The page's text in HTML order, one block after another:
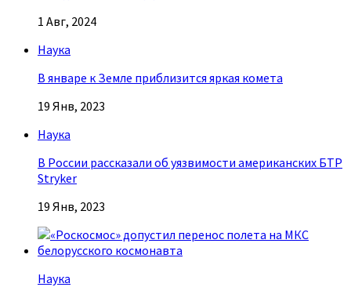
1 Авг, 2024
Наука
В январе к Земле приблизится яркая комета
19 Янв, 2023
Наука
В России рассказали об уязвимости американских БТР
Stryker
19 Янв, 2023
Наука